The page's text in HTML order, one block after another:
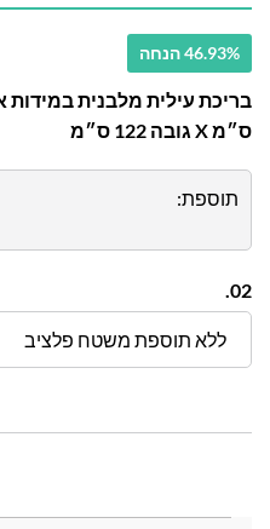
46.93% הנחה
ס״מ X גובה 122 ס״מ
תוספת:
02.
ללא תוספת משטח פלציב